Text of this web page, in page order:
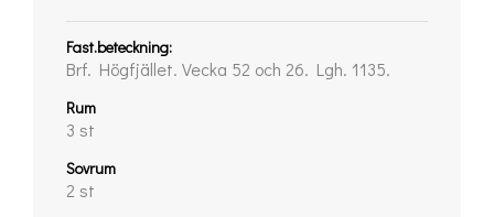
Fast.beteckning:
Brf. Högfjället. Vecka 52 och 26. Lgh. 1135.
Rum
3 st
Sovrum
2 st